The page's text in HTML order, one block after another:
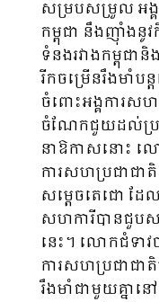
សម្របសម្រួល អង្
កម្ពុជា នឹងញ៉ាំងនូ
ទំនងរវាងកម្ពុជា
រីកចម្រើនរឹងមាំ
ចំពោះអង្គការស
ចំណែកជួយដល់ប្រ
នាឱកាសនោះ ល
ការសហប្រជាជា
សម្ដេចតេជោ ដែ
សហការីបានជួបស
នេះ។ លោកជំទាវ
ការសហប្រជាជា
រឹងមាំជាមួយគ្នា